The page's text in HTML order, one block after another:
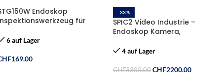
Endoskop
für
6 auf Lager
169.00
-33%
SPIC2 Video Industrie –
Endoskop Kamera,
Sender, Ø23mm/ 40M
4 auf Lager
CHF3300.00 CHF2200.00